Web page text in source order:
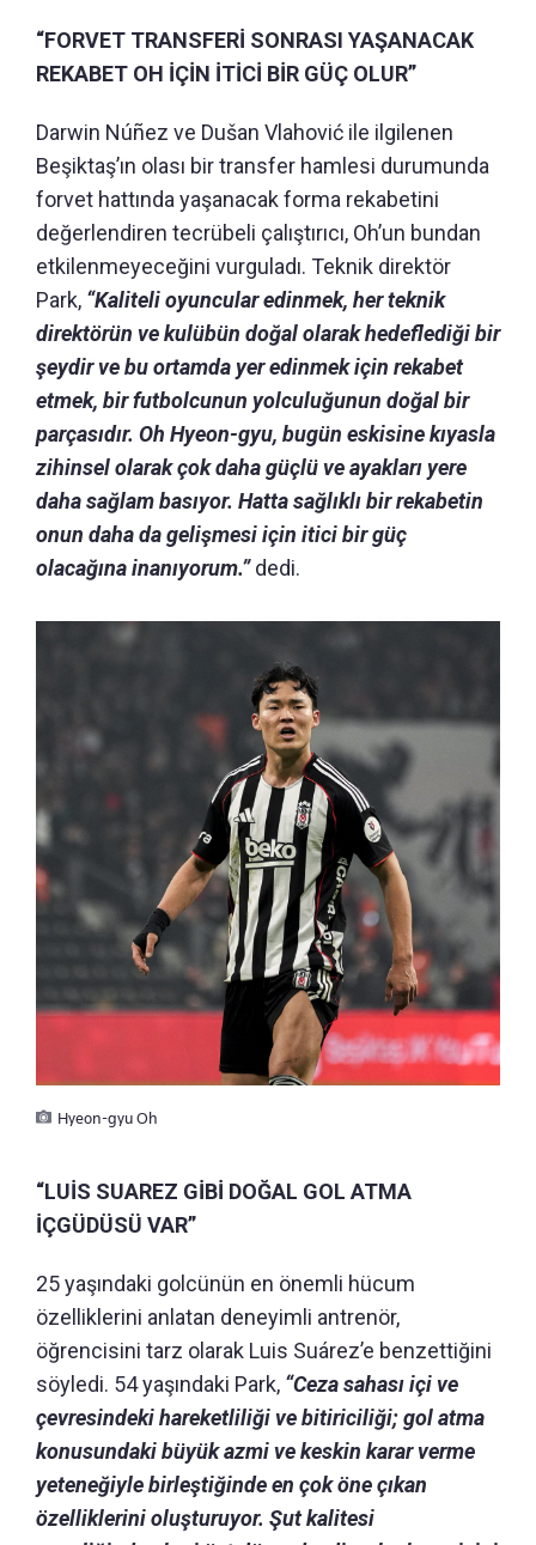
“FORVET TRANSFERİ SONRASI YAŞANACAK
REKABET OH İÇİN İTİCİ BİR GÜÇ OLUR”
Darwin Núñez ve Dušan Vlahović ile ilgilenen
Beşiktaş’ın olası bir transfer hamlesi durumunda
forvet hattında yaşanacak forma rekabetini
değerlendiren tecrübeli çalıştırıcı, Oh’un bundan
etkilenmeyeceğini vurguladı. Teknik direktör
Park, “Kaliteli oyuncular edinmek, her teknik
direktörün ve kulübün doğal olarak hedeflediği bir
şeydir ve bu ortamda yer edinmek için rekabet
etmek, bir futbolcunun yolculuğunun doğal bir
parçasıdır. Oh Hyeon-gyu, bugün eskisine kıyasla
zihinsel olarak çok daha güçlü ve ayakları yere
daha sağlam basıyor. Hatta sağlıklı bir rekabetin
onun daha da gelişmesi için itici bir güç
olacağına inanıyorum.”dedi.
Hyeon-gyu Oh
“LUİS SUAREZ GİBİ DOĞAL GOL ATMA
İÇGÜDÜSÜ VAR”
25 yaşındaki golcünün en önemli hücum
özelliklerini anlatan deneyimli antrenör,
öğrencisini tarz olarak Luis Suárez’e benzettiğini
söyledi. 54 yaşındaki Park, “Ceza sahası içi ve
çevresindeki hareketliliği ve bitiriciliği; gol atma
konusundaki büyük azmi ve keskin karar verme
yeteneğiyle birleştiğinde en çok öne çıkan
özelliklerini oluşturuyor. Şut kalitesi